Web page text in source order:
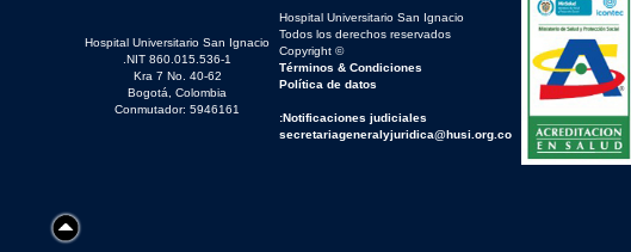
Hospital Universitario San Ignacio
Todos los derechos reservados
© Copyright
Términos & Condiciones
Política de datos
Notificaciones judiciales:
secretariageneralyjuridica@husi.org.co
Hospital Universitario San Ignacio
NIT 860.015.536-1.
Kra 7 No. 40-62
Bogotá, Colombia
Conmutador: 5946161